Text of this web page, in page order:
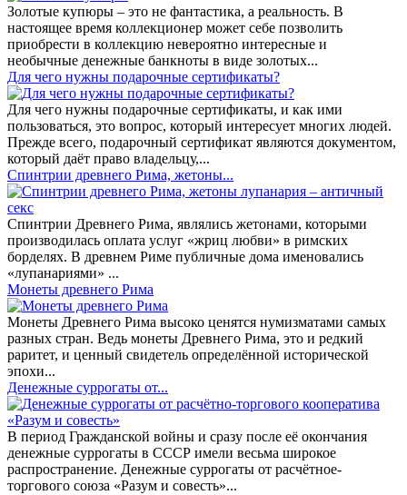
Золотые купюры – это не фантастика, а реальность. В
настоящее время коллекционер может себе позволить
приобрести в коллекцию невероятно интересные и
необычные денежные банкноты в виде золотых...
​Для чего нужны подарочные сертификаты?
Для чего нужны подарочные сертификаты, и как ими
пользоваться, это вопрос, который интересует многих людей.
Прежде всего, подарочный сертификат являются документом,
который даёт право владельцу,...
Спинтрии древнего Рима, жетоны...
Спинтрии Древнего Рима, являлись жетонами, которыми
производилась оплата услуг «жриц любви» в римских
борделях. В древнем Риме публичные дома именовались
«лупанариями» ...
Монеты древнего Рима
Монеты Древнего Рима высоко ценятся нумизматами самых
разных стран. Ведь монеты Древнего Рима, это и редкий
раритет, и ценный свидетель определённой исторической
эпохи...
Денежные суррогаты от...
В период Гражданской войны и сразу после её окончания
денежные суррогаты в СССР имели весьма широкое
распространение. Денежные суррогаты от расчётное-
торгового союза «Разум и совесть»...